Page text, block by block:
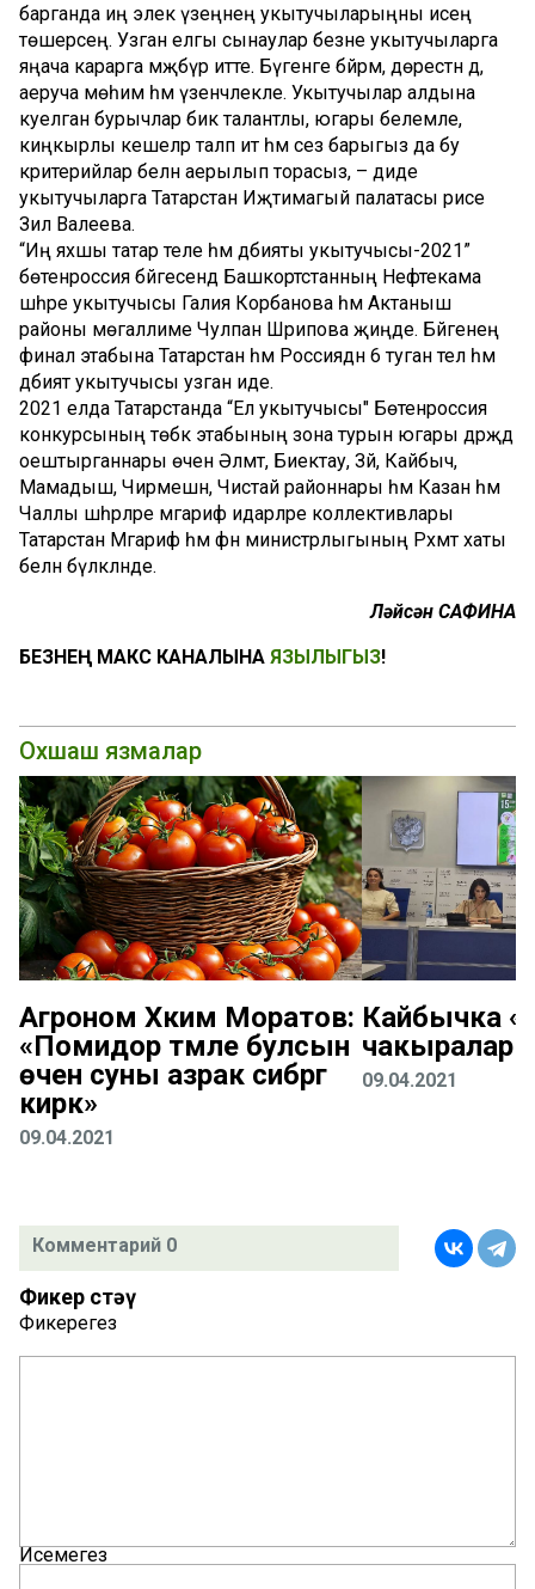
барганда иң элек үзеңнең укытучыларыңны исеңә
төшерәсең. Узган елгы сынаулар безне укытучыларга
яңача карарга мәҗбүр итте. Бүгенге бәйрәм, дөрестән дә,
аеруча мөһим һәм үзенчәлекле. Укытучылар алдына
куелган бурычлар бик талантлы, югары белемле,
киңкырлы кешеләр таләп итә һәм сез барыгыз да бу
критерийлар белән аерылып торасыз, – диде
укытучыларга Татарстан Иҗтимагый палатасы рәисе
Зилә Валеева.
“Иң яхшы татар теле һәм әдәбияты укытучысы-2021”
бөтенроссия бәйгесендә Башкортстанның Нефтекама
шәһәре укытучысы Галия Корбанова һәм Актаныш
районы мөгаллиме Чулпан Шәрипова җиңде. Бәйгенең
финал этабына Татарстан һәм Россиядән 6 туган тел һәм
әдәбият укытучысы узган иде.
2021 елда Татарстанда “Ел укытучысы" Бөтенроссия
конкурсының төбәк этабының зона турын югары дәрәҗәдә
оештырганнары өчен Әлмәт, Биектау, Зәй, Кайбыч,
Мамадыш, Чирмешән, Чистай районнары һәм Казан һәм
Чаллы шәһәрләре мәгариф идарәләре коллективлары
Татарстан Мәгариф һәм фән министрлыгының Рәхмәт хаты
белән бүләкләнде.
Ләйсән САФИНА
БЕЗНЕҢ МАКС КАНАЛЫНА ЯЗЫЛЫГЫЗ!
Охшаш язмалар
Агроном Хәким Моратов:
«Помидор тәмле булсын
өчен суны азрак сибәргә
кирәк»
09.04.2021
Кайбычка
чакыралар
09.04.2021
Комментарий 0
Фикер өстәү
Фикерегез
Исемегез